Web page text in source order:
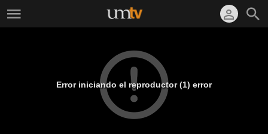
Error iniciando el reproductor (1) error